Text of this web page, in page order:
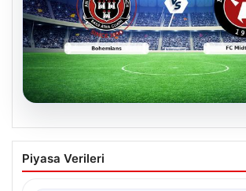
06.08.2026
CANLI | Bohemians – FC
Maç Detayları ve Canlı Yayın
Piyasa Verileri